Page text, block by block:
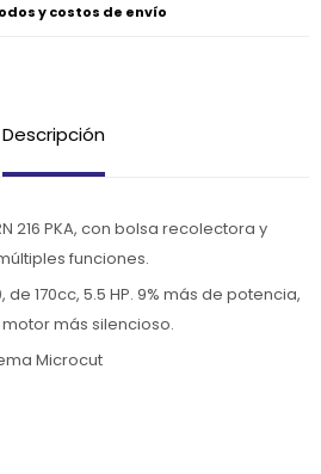
y costos de envío
Descripción
216 PKA, con bolsa recolectora y
funciones.
de 170cc, 5.5 HP. 9% más de potencia,
más silencioso.
Microcut